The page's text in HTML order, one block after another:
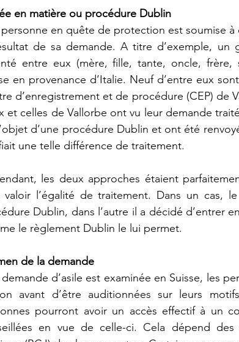
en matière ou procédure Dublin
personne en quête de protection est soumise
de sa demande. A titre d’exemple, un
entre eux (mère, fille, tante, oncle,
en provenance d’Italie. Neuf d’entre eux
d’enregistrement et de procédure (CEP) de
et celles de Vallorbe ont vu leur demande
d’une procédure Dublin et ont été
une telle différence de traitement.
les deux approches étaient
valoir l’égalité de traitement. Dans un cas,
Dublin, dans l’autre il a décidé d’entrer
le règlement Dublin le lui permet.
de la demande
demande d’asile est examinée en Suisse, les
avant d’être auditionnées sur leurs
pourront avoir un accès effectif à un
en vue de celle-ci. Cela dépend